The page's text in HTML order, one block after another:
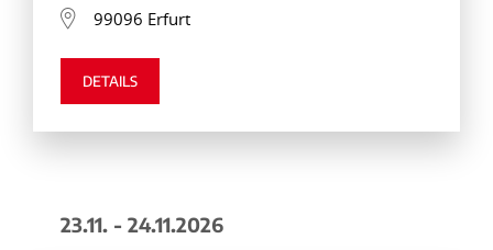
99096 Erfurt
DETAILS
23.11. - 24.11.2026